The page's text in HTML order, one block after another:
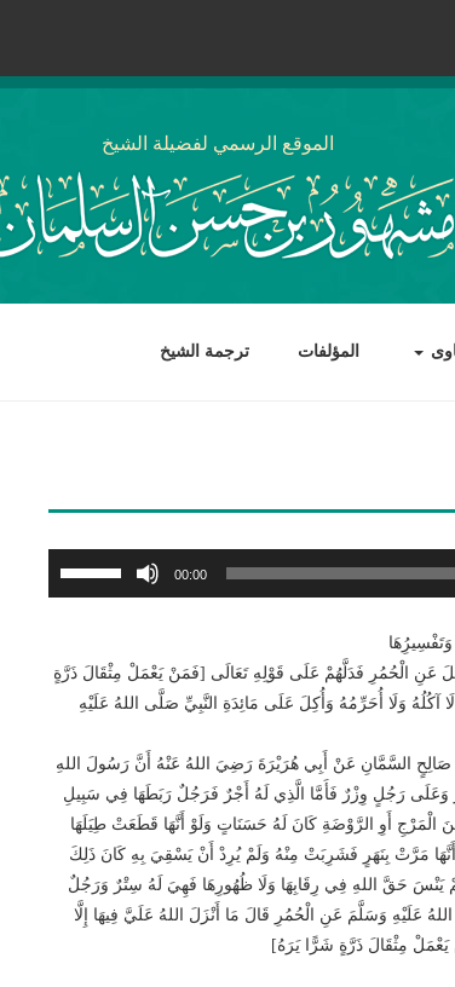
الموقع الرسمي لفضيلة الشيخ
المؤلفات ترجمة الشيخ
00:00
أسفل
خفض
عَنِ الْحُمُرِ فَدَلَّهُمْ عَلَى قَوْلِهِ تَعَالَى [فَمَنْ يَعْمَلْ مِثْقَالَ ذَرَّةٍ
وَلَا أُحَرِّمُهُ وَأُكِلَ عَلَى مَائِدَةِ النَّبِيِّ صَلَّى اللهُ عَلَيْهِ
صَالِحٍ السَّمَّانِ عَنْ أَبِي هُرَيْرَةَ رَضِيَ اللهُ عَنْهُ أَنَّ رَسُولَ اللهِ
وَعَلَى رَجُلٍ وِزْرٌ فَأَمَّا الَّذِي لَهُ أَجْرٌ فَرَجُلٌ رَبَطَهَا فِي سَبِيلِ
الْمَرْجِ أَوِ الرَّوْضَةِ كَانَ لَهُ حَسَنَاتٍ وَلَوْ أَنَّهَا قَطَعَتْ طِيَلَهَا
مَرَّتْ بِنَهَرٍ فَشَرِبَتْ مِنْهُ وَلَمْ يُرِدْ أَنْ يَسْقِيَ بِهِ كَانَ ذَلِكَ
يَنْسَ حَقَّ اللهِ فِي رِقَابِهَا وَلَا ظُهُورِهَا فَهِيَ لَهُ سِتْرٌ وَرَجُلٌ
عَلَيْهِ وَسَلَّمَ عَنِ الْحُمُرِ قَالَ مَا أَنْزَلَ اللهُ عَلَيَّ فِيهَا إِلَّا
يَعْمَلْ مِثْقَالَ ذَرَّةٍ شَرًّا يَرَهُ]